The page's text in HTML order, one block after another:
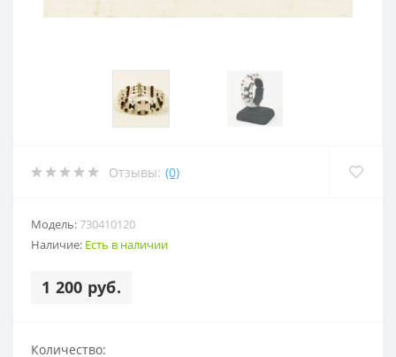
Отзывы: (0)
Модель:730410120
Наличие: Есть в наличии
1 200 руб.
Количество: